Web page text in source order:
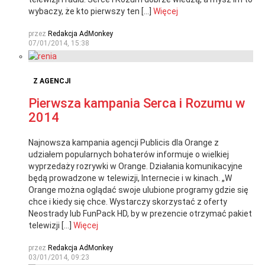
wybaczy, że kto pierwszy ten […] Więcej
przez Redakcja AdMonkey
07/01/2014, 15:38
Z AGENCJI
Pierwsza kampania Serca i Rozumu w
2014
Najnowsza kampania agencji Publicis dla Orange z
udziałem popularnych bohaterów informuje o wielkiej
wyprzedaży rozrywki w Orange. Działania komunikacyjne
będą prowadzone w telewizji, Internecie i w kinach. „W
Orange można oglądać swoje ulubione programy gdzie się
chce i kiedy się chce. Wystarczy skorzystać z oferty
Neostrady lub FunPack HD, by w prezencie otrzymać pakiet
telewizji […] Więcej
przez Redakcja AdMonkey
03/01/2014, 09:23